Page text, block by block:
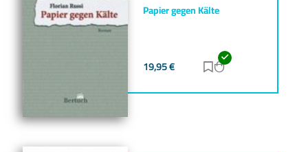
Papier gegen Kälte
19,95€ Zur Merkliste
Zum Warenkorb